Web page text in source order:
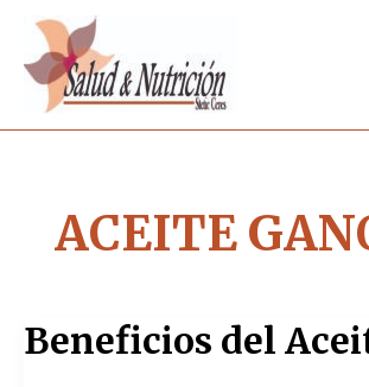
contenido
ACEITE
Beneficios del
Beneficios
del